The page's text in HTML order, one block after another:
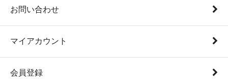
お問い合わせ
マイアカウント
会員登録